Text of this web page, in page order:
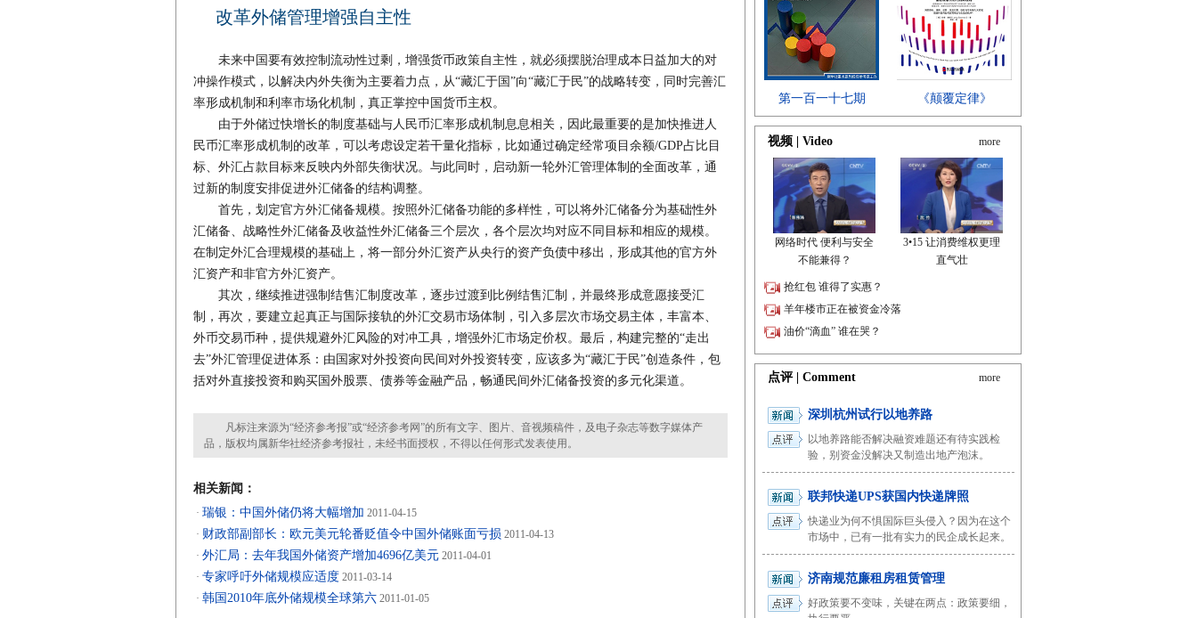
改革外储管理增强自主性
未来中国要有效控制流动性过剩，增强货币政策自主性，就必须摆脱治理成本日益加大的对
冲操作模式，以解决内外失衡为主要着力点，从“藏汇于国”向“藏汇于民”的战略转变，同时完善汇
率形成机制和利率市场化机制，真正掌控中国货币主权。
由于外储过快增长的制度基础与人民币汇率形成机制息息相关，因此最重要的是加快推进人
民币汇率形成机制的改革，可以考虑设定若干量化指标，比如通过确定经常项目余额/GDP占比目
标、外汇占款目标来反映内外部失衡状况。与此同时，启动新一轮外汇管理体制的全面改革，通
过新的制度安排促进外汇储备的结构调整。
首先，划定官方外汇储备规模。按照外汇储备功能的多样性，可以将外汇储备分为基础性外
汇储备、战略性外汇储备及收益性外汇储备三个层次，各个层次均对应不同目标和相应的规模。
在制定外汇合理规模的基础上，将一部分外汇资产从央行的资产负债中移出，形成其他的官方外
汇资产和非官方外汇资产。
其次，继续推进强制结售汇制度改革，逐步过渡到比例结售汇制，并最终形成意愿接受汇
制，再次，要建立起真正与国际接轨的外汇交易市场体制，引入多层次市场交易主体，丰富本、
外币交易币种，提供规避外汇风险的对冲工具，增强外汇市场定价权。最后，构建完整的“走出
去”外汇管理促进体系：由国家对外投资向民间对外投资转变，应该多为“藏汇于民”创造条件，包
括对外直接投资和购买国外股票、债券等金融产品，畅通民间外汇储备投资的多元化渠道。
凡标注来源为“经济参考报”或“经济参考网”的所有文字、图片、音视频稿件，及电子杂志等数字媒体产
品，版权均属新华社经济参考报社，未经书面授权，不得以任何形式发表使用。
相关新闻：
· 瑞银：中国外储仍将大幅增加 2011-04-15
· 财政部副部长：欧元美元轮番贬值令中国外储账面亏损 2011-04-13
· 外汇局：去年我国外储资产增加4696亿美元 2011-04-01
· 专家呼吁外储规模应适度 2011-03-14
· 韩国2010年底外储规模全球第六 2011-01-05